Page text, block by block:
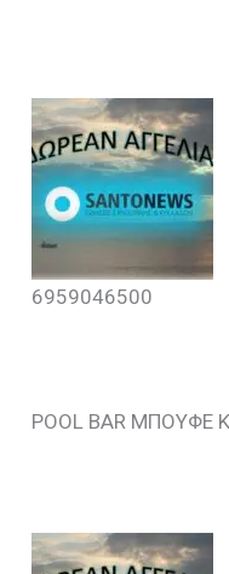
6959046500
POOL BAR ΜΠΟΥΦΕ